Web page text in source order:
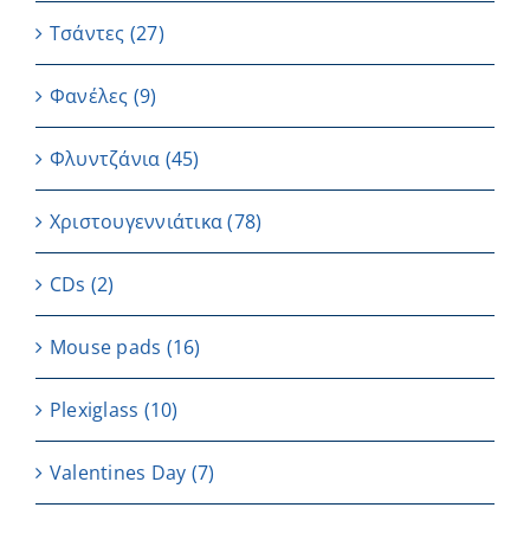
Τσάντες (27)
Φανέλες (9)
Φλυντζάνια (45)
Χριστουγεννιάτικα(78)
CDs (2)
Μouse pads (16)
Plexiglass (10)
Valentines Day (7)